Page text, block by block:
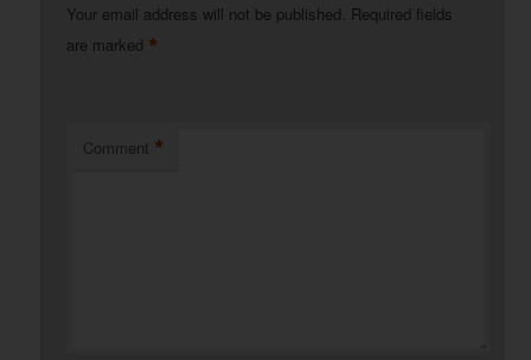
Your email address will not be published. Required fields
are marked *
Comment *